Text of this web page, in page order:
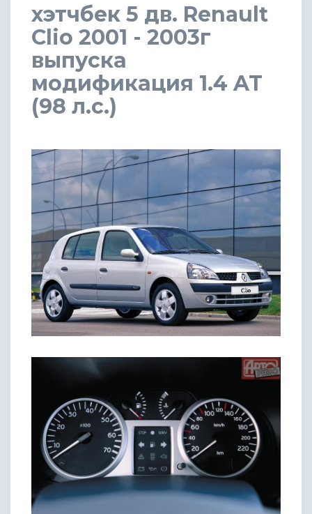
хэтчбек 5 дв. Renault
Clio 2001 - 2003г
выпуска
модификация 1.4 AT
(98 л.с.)